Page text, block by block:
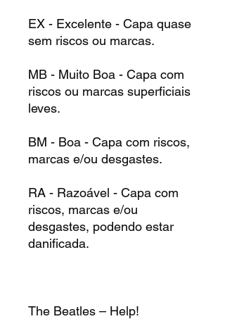
EX - Excelente - Capa quase
sem riscos ou marcas.
MB - Muito Boa - Capa com
riscos ou marcas superficiais
leves.
BM - Boa - Capa com riscos,
marcas e/ou desgastes.
RA - Razoável - Capa com
riscos, marcas e/ou
desgastes, podendo estar
danificada.
The Beatles – Help!